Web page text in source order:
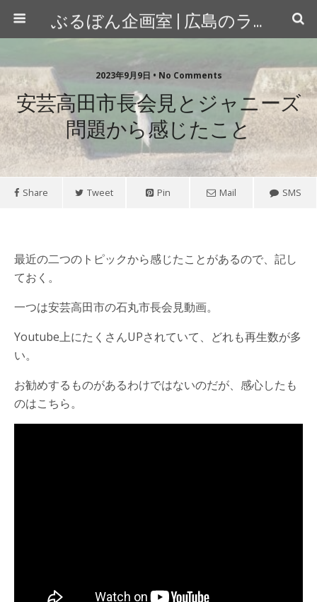
ぶるぼん企画室 | 広島のライター＆カメラマン
2023年9月9日 • No Comments
安芸高田市長会見とジャニーズ
問題から感じたこと
Share Tweet Pin Mail SMS
最近の二つのトピックから感じたことがあるので、記し
ておく。
一つは安芸高田市の石丸市長会見動画。
Youtube上にたくさんUPされていて、どれも再生数が多
い。
お勧めするものがあるわけではないのだが、感心したも
のはこちら。